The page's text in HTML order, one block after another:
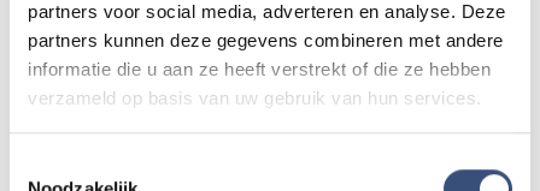
partners voor social media, adverteren en analyse. Deze
partners kunnen deze gegevens combineren met andere
informatie die u aan ze heeft verstrekt of die ze hebben
verzameld op basis van uw gebruik van hun services.
Zie je een fout in dit artikel, werkt iets niet goed of kom je een
advertentie tegen die niet klopt? Laat het ons weten via
redactie@omroeparchipel.nl
. We kijken er graag naar.